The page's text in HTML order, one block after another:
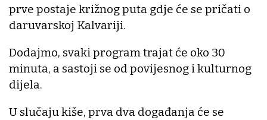
prve postaje križnog puta gdje će se pričati o
daruvarskoj Kalvariji.
Dodajmo, svaki program trajat će oko 30
minuta, a sastoji se od povijesnog i kulturnog
dijela.
U slučaju kiše, prva dva događanja će se